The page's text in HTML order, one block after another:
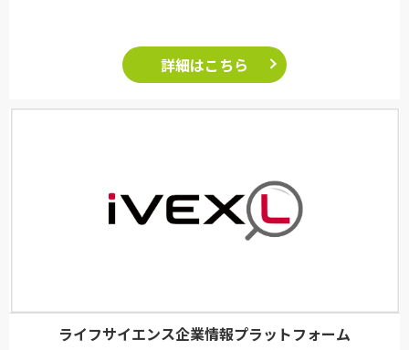
詳細はこちら
ライフサイエンス企業情報プラットフォーム